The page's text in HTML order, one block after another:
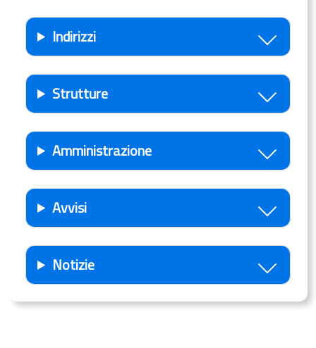
Indirizzi
Strutture
Amministrazione
Avvisi
Notizie